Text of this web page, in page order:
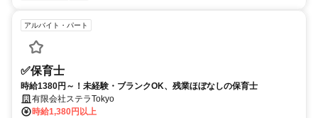
アルバイト・パート
✅️保育士
時給1380円～！未経験・ブランクOK、残業ほぼなしの保育士
有限会社ステラTokyo
時給1,380円以上